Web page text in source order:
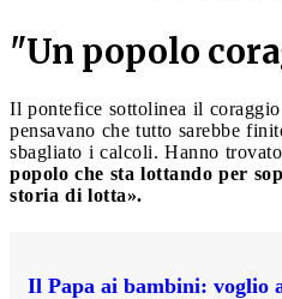
"Un popolo
Il pontefice sottolinea il
pensavano che tutto sarebbe
sbagliato i calcoli. Hanno
popolo che sta lottando per
storia di lotta».
Il Papa ai bambini: voglio